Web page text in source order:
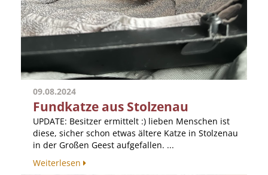
09.08.2024
Fundkatze aus Stolzenau
UPDATE: Besitzer ermittelt :) lieben Menschen ist
diese, sicher schon etwas ältere Katze in Stolzenau
in der Großen Geest aufgefallen. ...
Weiterlesen